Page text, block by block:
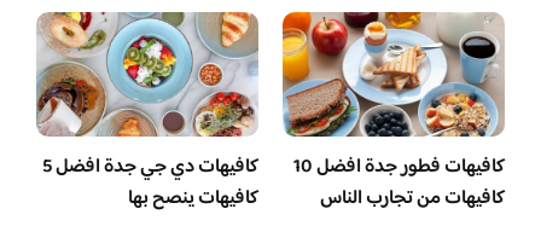
كافيهات فطور جدة افضل 10
كافيهات من تجارب الناس
كافيهات دي جي جدة افضل 5
كافيهات ينصح بها